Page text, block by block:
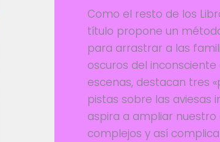
Como el resto de los
título propone un
para arrastrar a las
oscuros del
escenas, destacan tres
pistas sobre las aviesas
aspira a ampliar
complejos y así